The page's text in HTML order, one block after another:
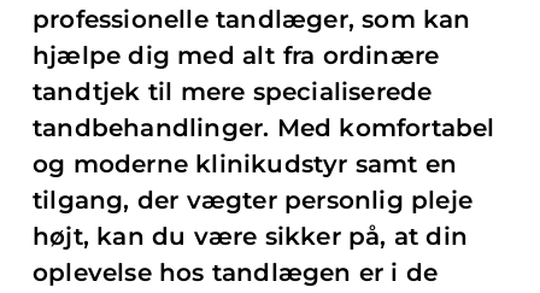
professionelle tandlæger, som kan
hjælpe dig med alt fra ordinære
tandtjek til mere specialiserede
tandbehandlinger. Med komfortabel
og moderne klinikudstyr samt en
tilgang, der vægter personlig pleje
højt, kan du være sikker på, at din
oplevelse hos tandlægen er i de